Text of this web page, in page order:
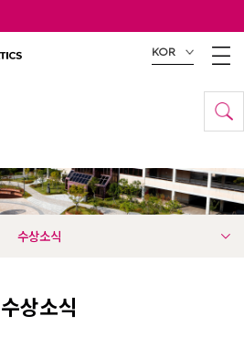
KOR
수상소식
수상소식